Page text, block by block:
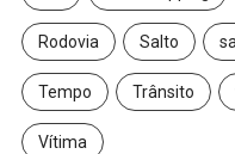
Rodovia Salto
Tempo Trânsito
Vítima